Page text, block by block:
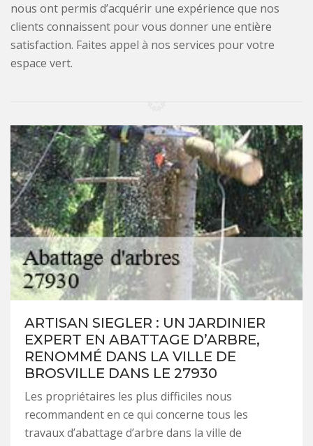
nous ont permis d’acquérir une expérience que nos
clients connaissent pour vous donner une entière
satisfaction. Faites appel à nos services pour votre
espace vert.
ARTISAN SIEGLER : UN JARDINIER
EXPERT EN ABATTAGE D’ARBRE,
RENOMMÉ DANS LA VILLE DE
BROSVILLE DANS LE 27930
Les propriétaires les plus difficiles nous
recommandent en ce qui concerne tous les
travaux d’abattage d’arbre dans la ville de